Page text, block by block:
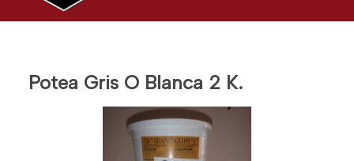
Potea Gris O Blanca 2 K.